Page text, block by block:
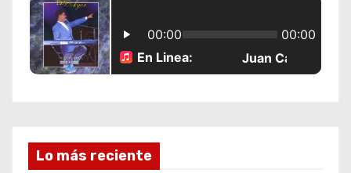
Lo más reciente